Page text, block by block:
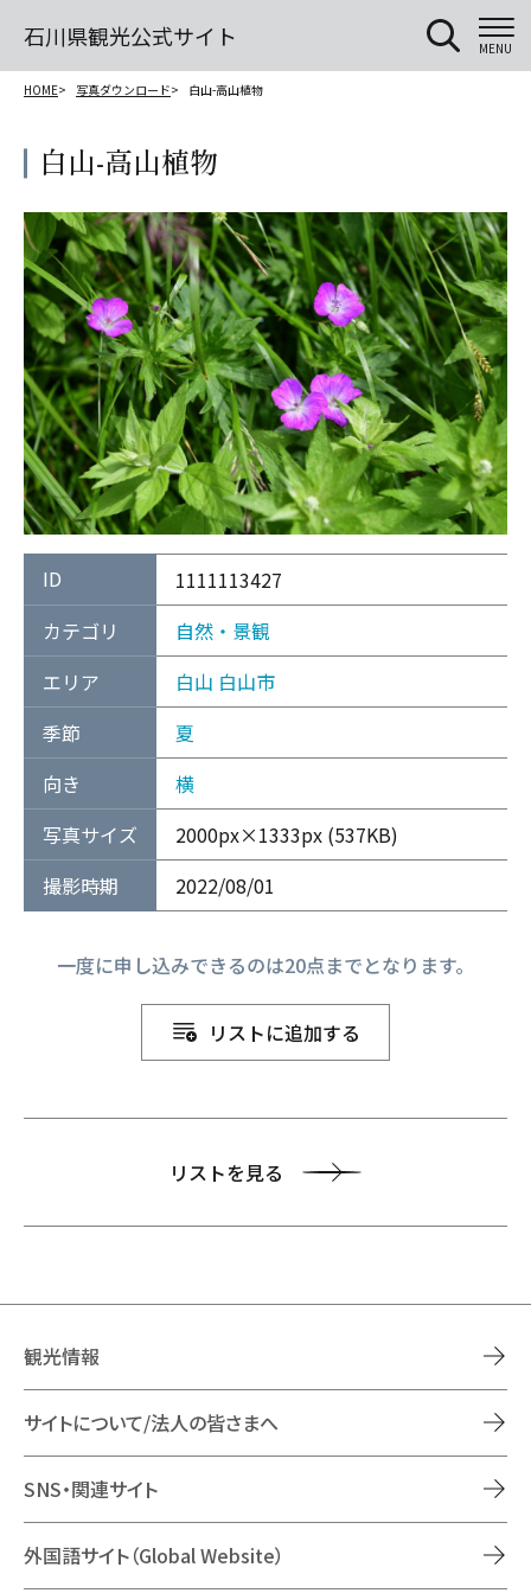
石川県観光公式サイト MENU
HOME 写真ダウンロード 白山-高山植物
白山-高山植物
ID
1111113427
カテゴリ
自然・景観
エリア
白山 白山市
季節
夏
向き
横
写真サイズ
2000px×1333px (537KB)
撮影時期
2022/08/01
一度に申し込みできるのは20点までとなります。
リストに追加する
リストを見る
観光情報
サイトについて/法人の皆さまへ
SNS・関連サイト
外国語サイト（Global Website）